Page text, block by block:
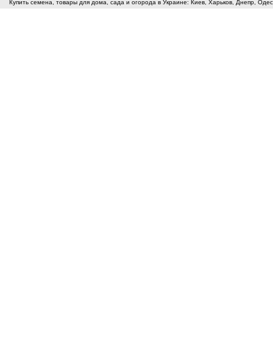
Купить семена, товары для дома, сада и огорода в Украине: Киев, Харьков, Днепр,